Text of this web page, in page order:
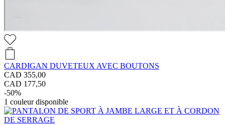
CARDIGAN DUVETEUX AVEC BOUTONS
CAD 355,00
CAD 177,50
-50%
1 couleur disponible